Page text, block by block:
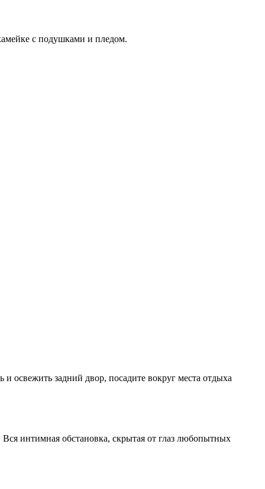
с подушками и пледом.
освежить задний двор, посадите вокруг места отдыха
интимная обстановка, скрытая от глаз любопытных